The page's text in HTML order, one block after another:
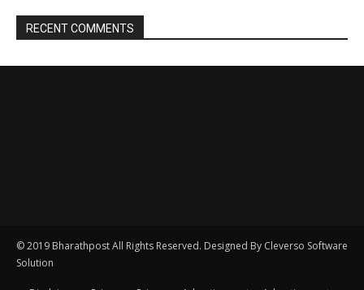
© 2019 Bharathpost All Rights Reserved. Designed By Cleverso Software
Solution